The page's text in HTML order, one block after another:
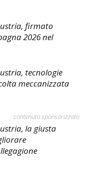
firmato
2026 nel
tecnologie
meccanizzata
contenuto sponsorizzato
la giusta